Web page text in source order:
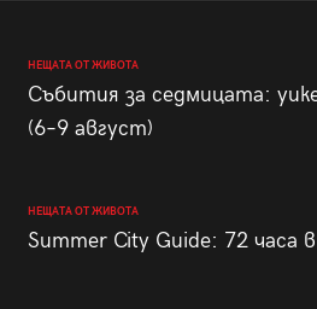
НЕЩАТА ОТ ЖИВОТА
Събития за седмицата:
(6–9 август)
НЕЩАТА ОТ ЖИВОТА
Summer City Guide: 72 часа